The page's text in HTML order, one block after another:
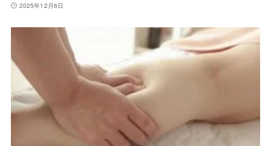
2025年12月6日